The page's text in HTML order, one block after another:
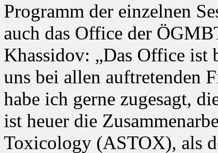
Programm der einzelnen
auch das Office der
Khassidov: „Das Office ist
uns bei allen auftretenden
habe ich gerne zugesagt,
ist heuer die
Toxicology (ASTOX), als